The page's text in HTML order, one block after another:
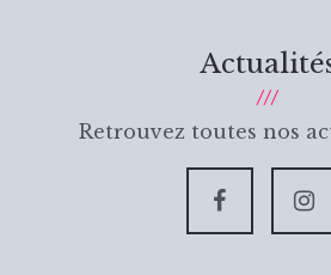
Retrouvez toutes nos